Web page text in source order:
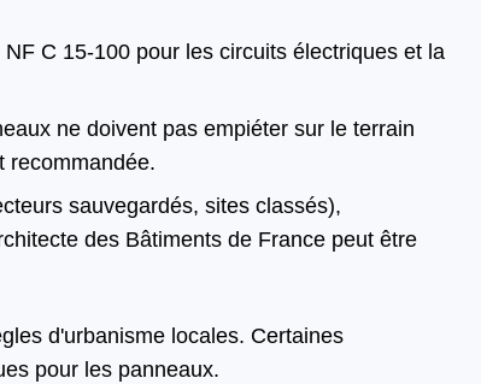
C 15-100 pour les circuits électriques et la
ne doivent pas empiéter sur le terrain
recommandée.
sauvegardés, sites classés),
des Bâtiments de France peut être
d'urbanisme locales. Certaines
pour les panneaux.